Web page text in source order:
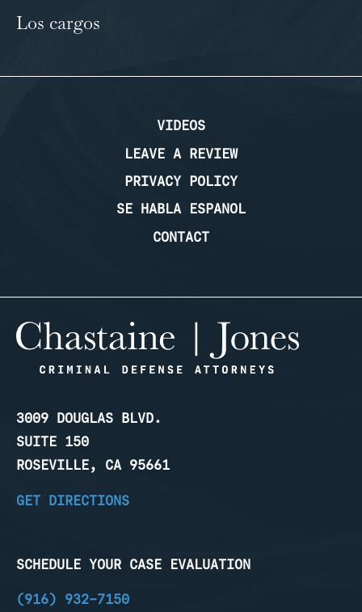
Los cargos
VIDEOS
LEAVE A REVIEW
PRIVACY POLICY
SE HABLA ESPANOL
CONTACT
3009 DOUGLAS BLVD.
SUITE 150
ROSEVILLE, CA 95661
GET DIRECTIONS
SCHEDULE YOUR CASE EVALUATION
(916) 932-7150